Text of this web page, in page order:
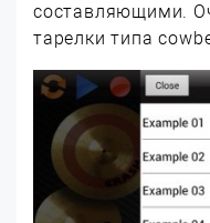
составляющими.
тарелки типа